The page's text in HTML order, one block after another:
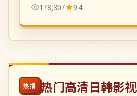
178,307
9.4
热播 热门高清日韩影视